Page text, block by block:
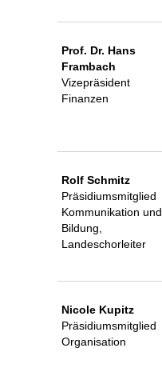
Prof. Dr. Hans
Frambach
Vizepräsident
Finanzen
Rolf Schmitz
Präsidiumsmitglied
Kommunikation und
Bildung,
Landeschorleiter
Nicole Kupitz
Präsidiumsmitglied
Organisation